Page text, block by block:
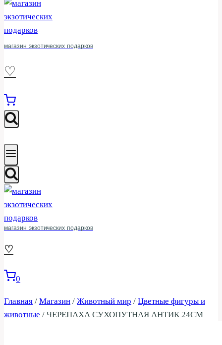
магазин экзотических подарков
♡
магазин экзотических подарков
♡
0
Главная / Магазин / Животный мир / Цветные фигуры и
животные / ЧЕРЕПАХА СУХОПУТНАЯ АНТИК 24СМ